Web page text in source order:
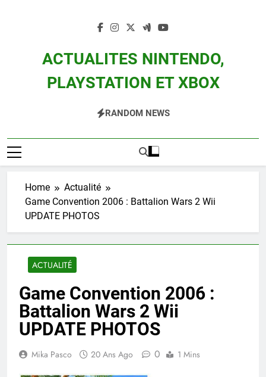
ACTUALITES NINTENDO,
PLAYSTATION ET XBOX
Zelda, Splatoon, Pokemon Entre Autres
RANDOM NEWS
Home
Actualité
Game Convention 2006 : Battalion Wars 2 Wii
UPDATE PHOTOS
ACTUALITÉ
Game Convention 2006 :
Battalion Wars 2 Wii
UPDATE PHOTOS
Mika Pasco 20 Ans Ago 0 1 Mins